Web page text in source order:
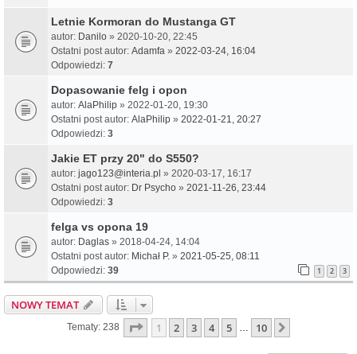
Letnie Kormoran do Mustanga GT
autor: Danilo » 2020-10-20, 22:45
Ostatni post autor: Adamfa » 2022-03-24, 16:04
Odpowiedzi: 7
Dopasowanie felg i opon
autor: AlaPhilip » 2022-01-20, 19:30
Ostatni post autor: AlaPhilip » 2022-01-21, 20:27
Odpowiedzi: 3
Jakie ET przy 20" do S550?
autor: jago123@interia.pl » 2020-03-17, 16:17
Ostatni post autor: Dr Psycho » 2021-11-26, 23:44
Odpowiedzi: 3
felga vs opona 19
autor: Daglas » 2018-04-24, 14:04
Ostatni post autor: Michał P. » 2021-05-25, 08:11
Odpowiedzi: 39 1 2 3
NOWY TEMAT
Tematy: 238 Strona z10
1 2 3 4 5 … 10